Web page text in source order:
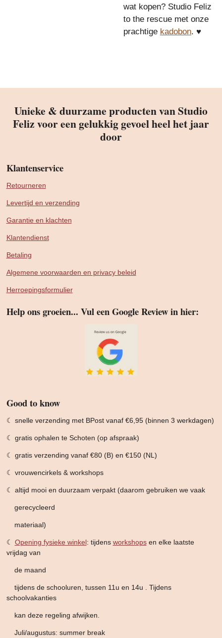
wat kopen? Studio Feliz
to the rescue met onze
prachtige kadobon. ♥
Unieke & duurzame producten van Studio
Feliz voor een gelukkig gevoel heel het jaar
door
Klantenservice
Retourneren
Levertijd en verzending
Garantie en klachten
Klantendienst
Betaling
Algemene voorwaarden en privacy beleid
Herroepingsformulier
Help ons groeien... Vul een Google Review in hier:
Good to know
☾ snelle verzending met BPost vanaf €6,95 (binnen 3 werkdagen)
☾ gratis ophalen te Schoten (op afspraak)
☾ gratis verzending vanaf €80 (B) en €150 (NL)
☾ vrouwencirkels & workshops
☾ altijd mooi en duurzaam verpakt (daarom gebruiken we vaak
gerecycleerd
materiaal)
☾ Opening fysieke winkel: tijdens workshopsen elke laatste
vrijdag van
de maand
tijdens de schooluren, tussen 11u en 14u . Tijdens
schoolvakanties
kan dezeregeling afwijken.
Juli/augustus: summer break